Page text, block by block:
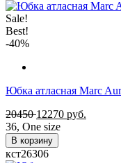
Sale!
Best!
-40%
Юбка атласная Marc
20450 12270 руб.
36, One size
В корзину
кст26306